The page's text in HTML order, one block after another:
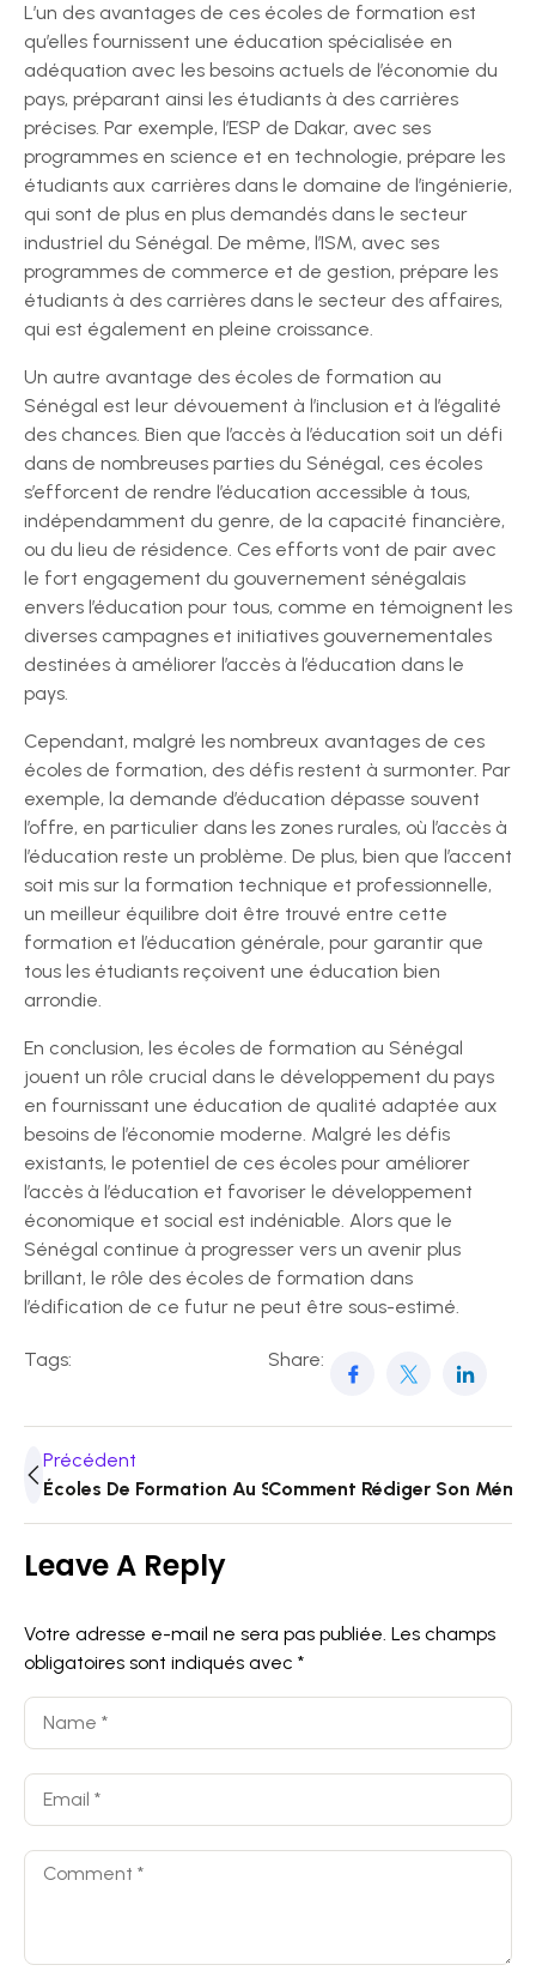
L’un des avantages de ces écoles de formation est
qu’elles fournissent une éducation spécialisée en
adéquation avec les besoins actuels de l’économie du
pays, préparant ainsi les étudiants à des carrières
précises. Par exemple, l’ESP de Dakar, avec ses
programmes en science et en technologie, prépare les
étudiants aux carrières dans le domaine de l’ingénierie,
qui sont de plus en plus demandés dans le secteur
industriel du Sénégal. De même, l’ISM, avec ses
programmes de commerce et de gestion, prépare les
étudiants à des carrières dans le secteur des affaires,
qui est également en pleine croissance.
Un autre avantage des écoles de formation au
Sénégal est leur dévouement à l’inclusion et à l’égalité
des chances. Bien que l’accès à l’éducation soit un défi
dans de nombreuses parties du Sénégal, ces écoles
s’efforcent de rendre l’éducation accessible à tous,
indépendamment du genre, de la capacité financière,
ou du lieu de résidence. Ces efforts vont de pair avec
le fort engagement du gouvernement sénégalais
envers l’éducation pour tous, comme en témoignent les
diverses campagnes et initiatives gouvernementales
destinées à améliorer l’accès à l’éducation dans le
pays.
Cependant, malgré les nombreux avantages de ces
écoles de formation, des défis restent à surmonter. Par
exemple, la demande d’éducation dépasse souvent
l’offre, en particulier dans les zones rurales, où l’accès à
l’éducation reste un problème. De plus, bien que l’accent
soit mis sur la formation technique et professionnelle,
un meilleur équilibre doit être trouvé entre cette
formation et l’éducation générale, pour garantir que
tous les étudiants reçoivent une éducation bien
arrondie.
En conclusion, les écoles de formation au Sénégal
jouent un rôle crucial dans le développement du pays
en fournissant une éducation de qualité adaptée aux
besoins de l’économie moderne. Malgré les défis
existants, le potentiel de ces écoles pour améliorer
l’accès à l’éducation et favoriser le développement
économique et social est indéniable. Alors que le
Sénégal continue à progresser vers un avenir plus
brillant, le rôle des écoles de formation dans
l’édification de ce futur ne peut être sous-estimé.
Tags: Share:
Précédent
Écoles De Formation Au Sénégal : Un Poids Lourd De
Comment Rédiger Son
Leave A Reply
Votre adresse e-mail ne sera pas publiée. Les champs
obligatoires sont indiqués avec *